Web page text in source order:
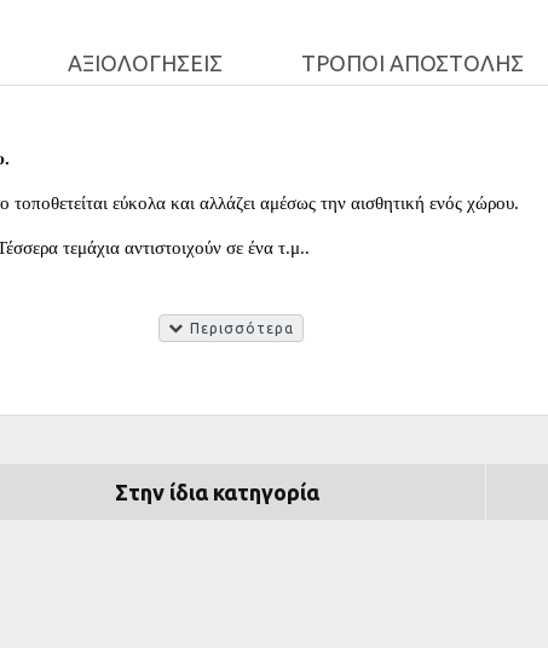
ΑΞΙΟΛΟΓΉΣΕΙΣ ΤΡΌΠΟΙ ΑΠΟΣΤΟΛΉΣ
τοποθετείται εύκολα και αλλάζει αμέσως την αισθητική ενός χώρου.
τεμάχια αντιστοιχούν σε ένα τ.μ..
υψηλή αντοχή.Στην ίδια κατηγορία